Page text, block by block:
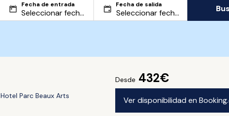
Fecha de entrada Fecha de salida
Hotel Parc Beaux Arts
Desde 432€
Ver disponibilidad en